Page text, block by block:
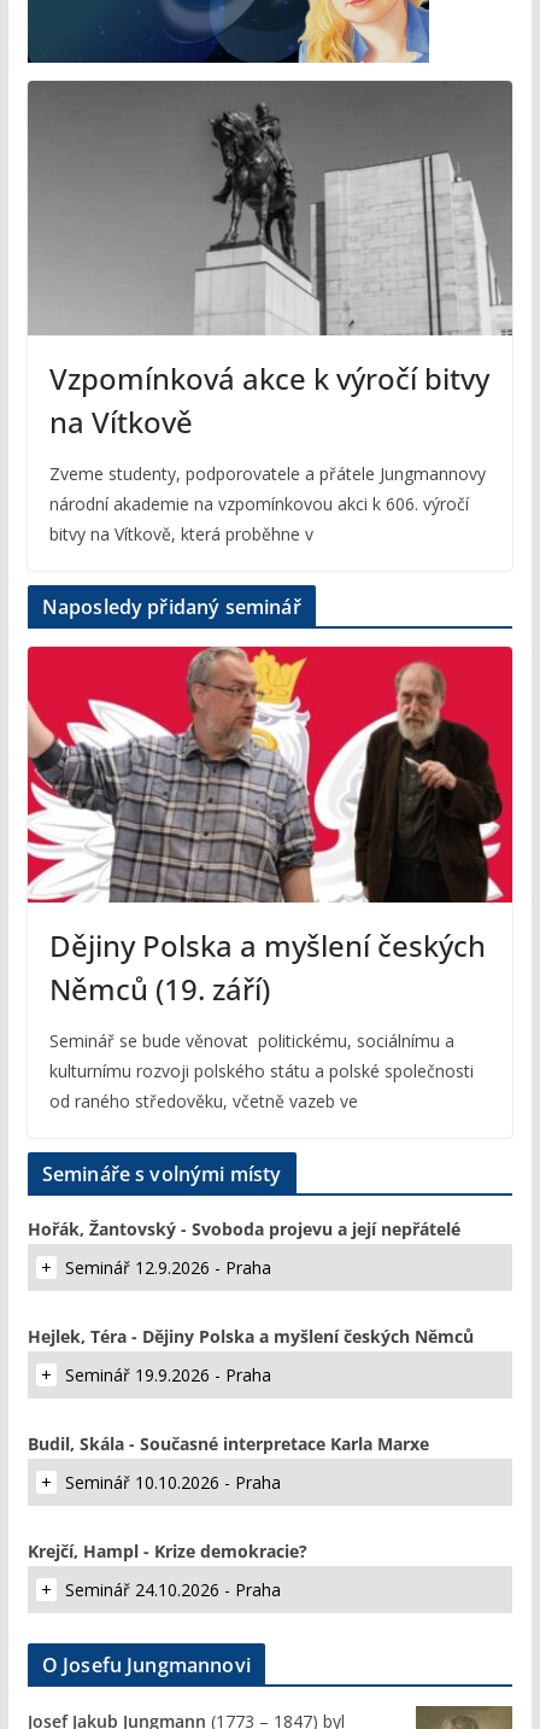
Vzpomínková akce k výročí bitvy
na Vítkově
Zveme studenty, podporovatele a přátele Jungmannovy
národní akademie na vzpomínkovou akci k 606. výročí
bitvy na Vítkově, která proběhne v
Naposledy přidaný seminář
Dějiny Polska a myšlení českých
Němců (19. září)
Seminář se bude věnovat politickému, sociálnímu a
kulturnímu rozvoji polského státu a polské společnosti
od raného středověku, včetně vazeb ve
Semináře s volnými místy
Hořák, Žantovský - Svoboda projevu a její nepřátelé
Seminář 12.9.2026 - Praha
Hejlek, Téra - Dějiny Polska a myšlení českých Němců
Seminář 19.9.2026 - Praha
Budil, Skála - Současné interpretace Karla Marxe
Seminář 10.10.2026 - Praha
Krejčí, Hampl - Krize demokracie?
Seminář 24.10.2026 - Praha
O Josefu Jungmannovi
Josef Jakub Jungmann (1773 – 1847) byl